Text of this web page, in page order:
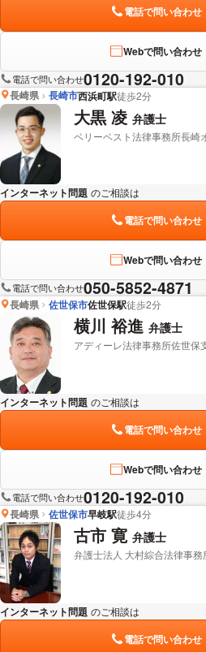
電話で問い合わせ
Webで問い合わせ
電話で問い合わせ0120-192-010
長崎県 長崎市西浜町駅徒歩2分
大黒 凌 弁護士
ベリーベスト法律事務所長崎
インターネット問題 のご相談は
電話で問い合わせ
Webで問い合わせ
電話で問い合わせ050-5852-4871
長崎県 佐世保市佐世保駅徒歩2分
横川 裕進 弁護士
アディーレ法律事務所佐世保
インターネット問題 のご相談は
電話で問い合わせ
Webで問い合わせ
電話で問い合わせ0120-192-010
長崎県 佐世保市早岐駅徒歩4分
古市 寛 弁護士
弁護士法人 大村綜合法律事務
インターネット問題 のご相談は
電話で問い合わせ